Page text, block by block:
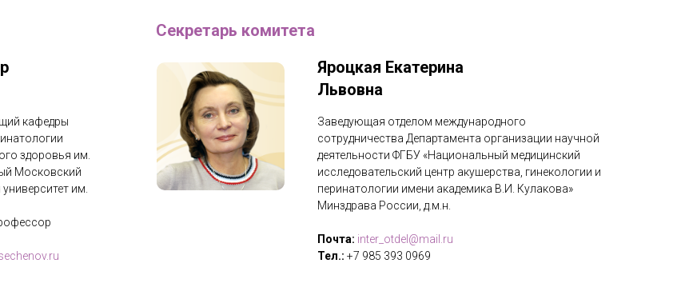
кафедры
здоровья им.
Московский
им.
Яроцкая Екатерина
Львовна
Заведующая отделом международного
сотрудничества Департамента организации научной
деятельности ФГБУ «Национальный медицинский
исследовательский центр акушерства, гинекологии и
перинатологии имени академика В.И. Кулакова»
Минздрава России, д.м.н.
Почта: inter_otdel@mail.ru
Тел.: +7 985 393 0969
Секретарь комитета